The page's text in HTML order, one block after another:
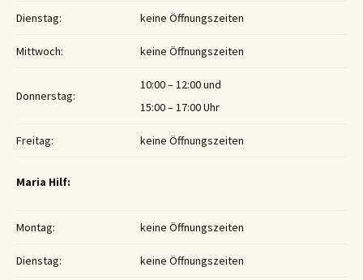
Dienstag: keine Öffnungszeiten
Mittwoch: keine Öffnungszeiten
Donnerstag:
10:00 – 12:00 und
15:00 – 17:00 Uhr
Freitag: keine Öffnungszeiten
Maria Hilf:
Montag: keine Öffnungszeiten
Dienstag: keine Öffnungszeiten